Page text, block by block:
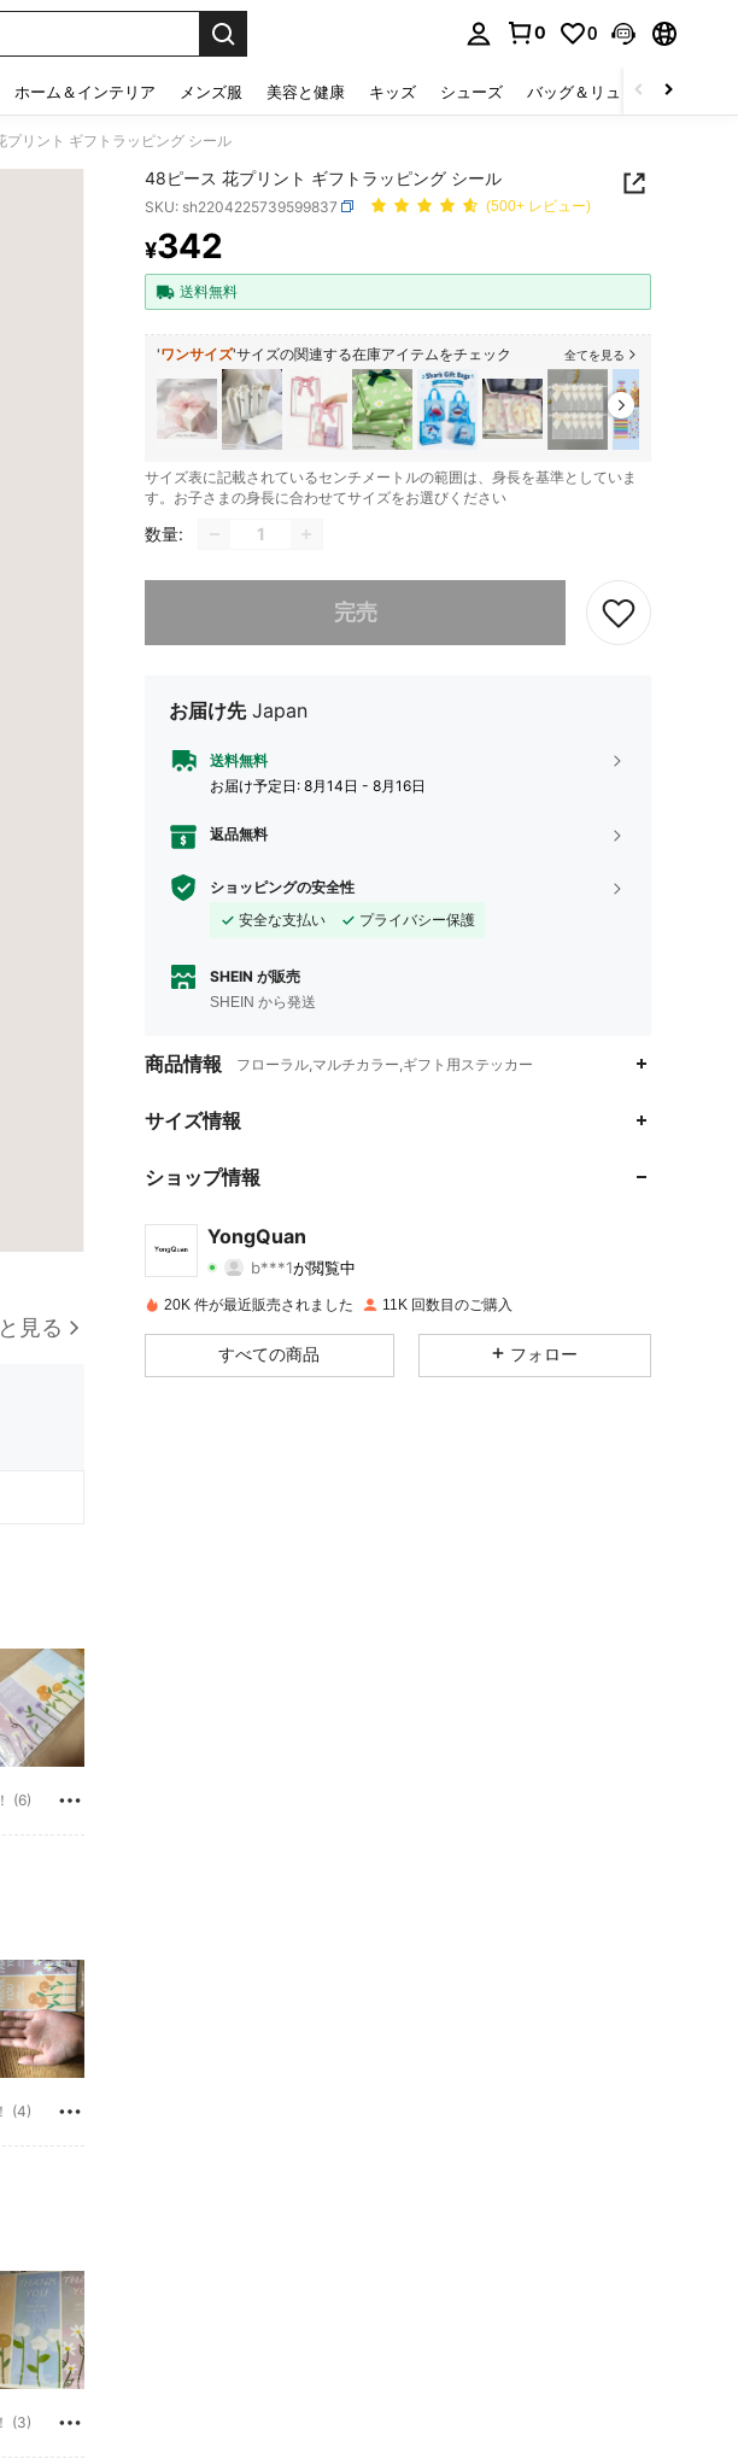
0 0
ホーム＆インテリア メンズ服 美容と健康 キッズ シューズ バッグ＆リュック
プリント ギフトラッピング シール
見る
(6)
(4)
(3)
48ピース 花プリント ギフトラッピング シール
SKU: sh2204225739599837 (500+ レビュー)
PRICE AND AVAILABILITY
¥342
送料無料
'ワンサイズ'サイズの関連する在庫アイテムをチェック 全てを見る
サイズ表に記載されているセンチメートルの範囲は、身長を基準としていま
す。お子さまの身長に合わせてサイズをお選びください
数量:
完売
申し訳ありませんが、この商品は完売しました。
お届け先 Japan
送料無料
お届け予定日: 8月14日 - 8月16日
返品無料
ショッピングの安全性
安全な支払い
プライバシー保護
SHEIN が販売
SHEIN から発送
商品情報 フローラル,マルチカラー,ギフト用ステッカー
サイズ情報
ショップ情報
YongQuan
4.96
b***1が閲覧中
4.96 評価 8商品
4.96 8 1K
20K 件が最近販売されました 11K 回数目のご購入
すべての商品 フォロー